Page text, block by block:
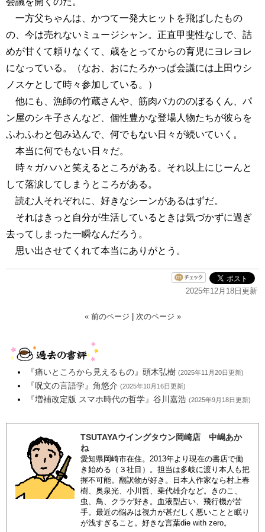
一方父ちゃんは、かつて一発大ヒットを飛ばしたもの
の、今は売れないミュージシャン。正直甲斐性なしで、詰
めが甘くて頼りなくて、歳をとってからの育児にヨレヨレ
になっている。（なお、おにたろかっぱ会議には上田ウシ
ノスケとして時々参加している。）
他にも、漁師の竹蔵さんや、筋肉バカののぼるくん、パ
ン屋のシキ子さんなど、個性豊かな登場人物たちが彼らを
ふわふわと包み込んで、何でもない日々が続いていく。
本当に何でもない日々だ。
時々ガハハと笑えるところがある。それ以上にじーんと
して落涙してしまうところがある。
読む人それぞれに、好きなシーンがあるはずだ。
それはきっと自分が生活しているときは気づかずに過ぎ
去ってしまった一瞬なんだろう。
思い出させてくれて本当にありがとう。
2025年12月18日更新
« 前のページ 次のページ »
『痛いところから見えるもの』頭木弘樹 (2025年11月20日更新)
『呪文の言語学』角悠介 (2025年10月16日更新)
『増補改定版 スマホ時代の哲学』谷川嘉浩 (2025年9月18日更新)
TSUTAYAウイングタウン岡崎店 中嶋あか
ね
愛知県岡崎市在住。2013年より現在の書店で働
き始める（３社目）。担当は多岐に渡り本人も把
握不可能。翻訳物が好き。日本人作家なら村上春
樹、奥泉光、小川哲、乗代雄介など。きのこ、
虫、鳥、クラゲ好き。血液型占い、飛行機が苦
手。最近の悩みは視力が甚だしく悪いことと眠り
が浅すぎること。好きな言葉die with zero。